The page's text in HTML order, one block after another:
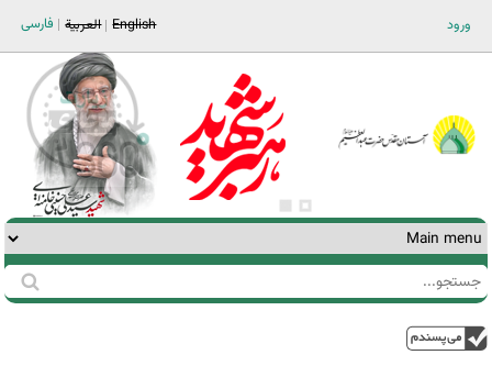
ورود فارسی العربية English
فرم
جستجو
جستجو